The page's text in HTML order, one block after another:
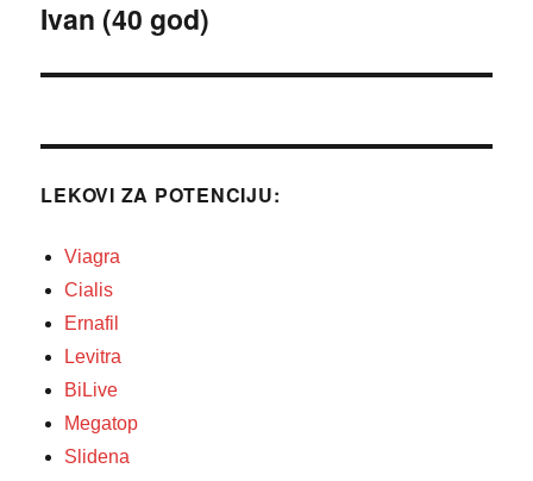
Следећи
Ivan (40 god)
LEKOVI ZA POTENCIJU:
Viagra
Cialis
Ernafil
Levitra
BiLive
Megatop
Slidena